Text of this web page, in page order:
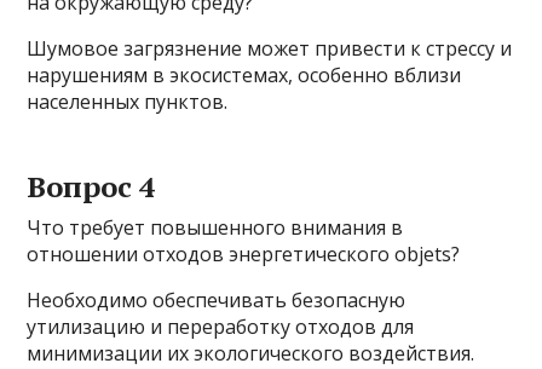
Шумовое загрязнение может привести к стрессу и
нарушениям в экосистемах, особенно вблизи
населенных пунктов.
Вопрос 4
Что требует повышенного внимания в
отношении отходов энергетического objets?
Необходимо обеспечивать безопасную
утилизацию и переработку отходов для
минимизации их экологического воздействия.